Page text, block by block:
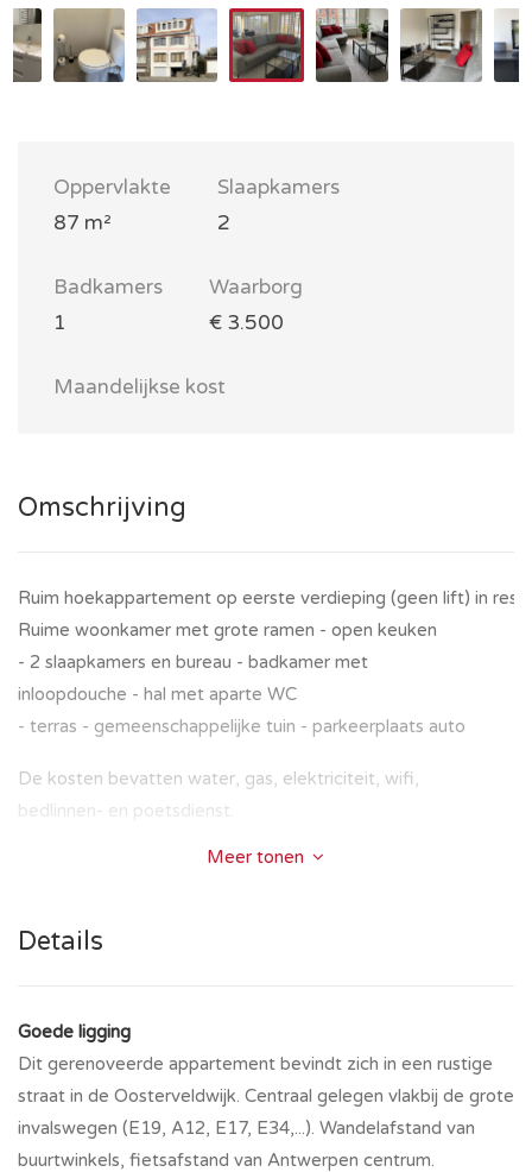
Oppervlakte
87 m²
Slaapkamers
2
Badkamers
1
Waarborg
€ 3.500
Maandelijkse kost
Omschrijving
Ruim hoekappartement op eerste verdieping (geen lift) in
Ruime woonkamer met grote ramen - open keuken
- 2 slaapkamers en bureau - badkamer met
inloopdouche - hal met aparte WC
- terras - gemeenschappelijke tuin - parkeerplaats auto
De kosten bevatten water, gas, elektriciteit, wifi,
bedlinnen- en poetsdienst.
Maandelijkse facturatieMeer tonen
Details
Goede ligging
Dit gerenoveerde appartement bevindt zich in een rustige
straat in de Oosterveldwijk. Centraal gelegen vlakbij de grote
invalswegen (E19, A12, E17, E34,...). Wandelafstand van
buurtwinkels, fietsafstand van Antwerpen centrum.